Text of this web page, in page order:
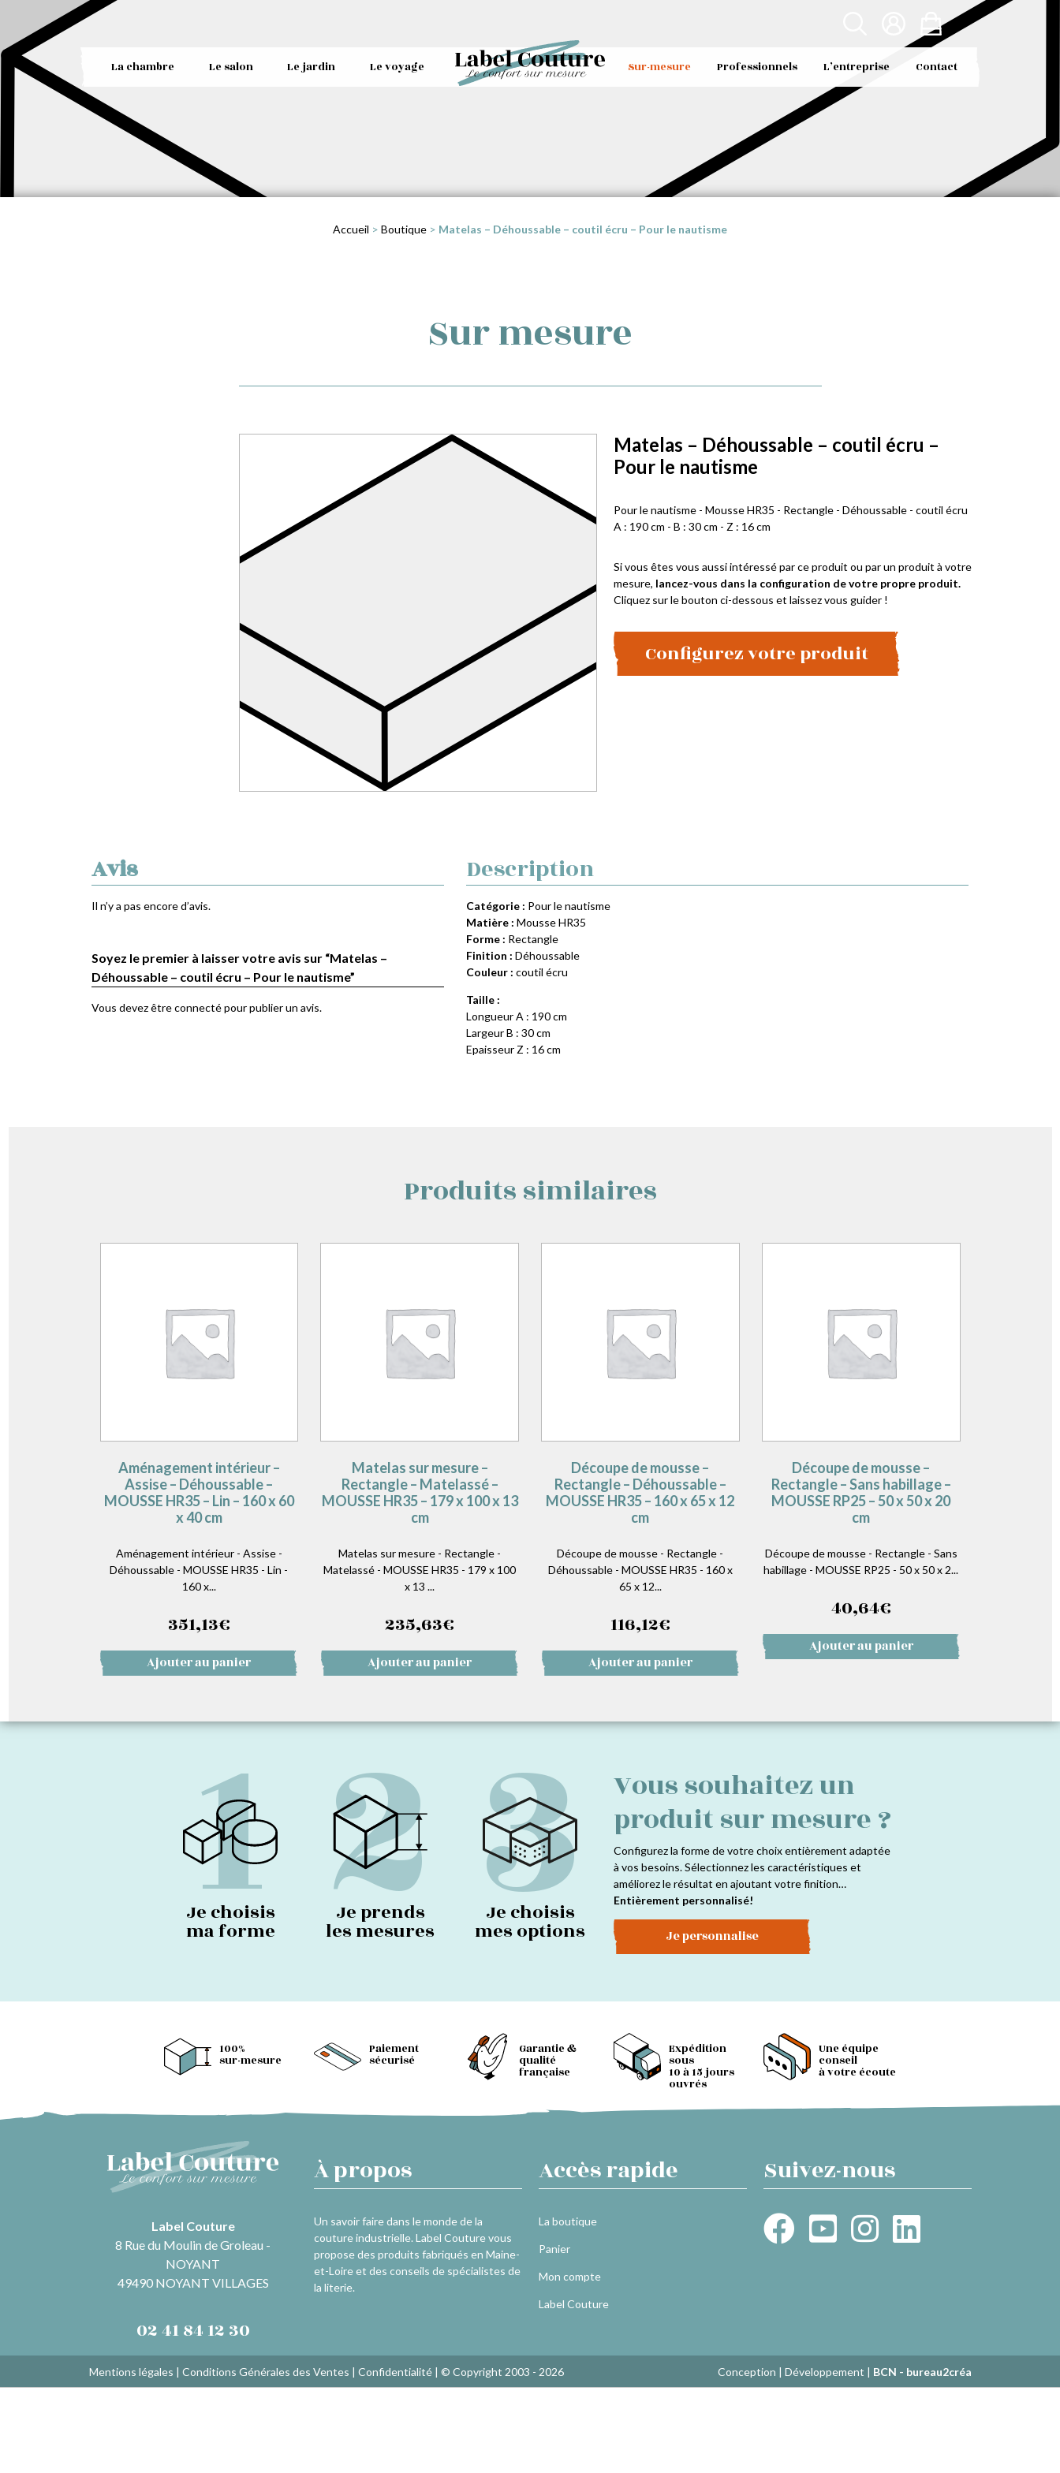
La chambre Le salon Le jardin Le voyage Sur-mesure Professionnels L’entreprise Contact
Accueil > Boutique > Matelas – Déhoussable – coutil écru – Pour le nautisme
Sur mesure
Matelas – Déhoussable – coutil écru –
Pour le nautisme
Pour le nautisme - Mousse HR35 - Rectangle - Déhoussable - coutil écru
A : 190 cm - B : 30 cm - Z : 16 cm
Si vous êtes vous aussi intéressé par ce produit ou par un produit à votre
mesure, lancez-vous dans la configuration de votre propre produit.
Cliquez sur le bouton ci-dessous et laissez vous guider !
Configurez votre produit
Avis
Il n’y a pas encore d’avis.
Soyez le premier à laisser votre avis sur “Matelas –
Déhoussable – coutil écru – Pour le nautisme”
Vous devez êtreconnectépour publier un avis.
Description
Catégorie : Pour le nautisme
Matière : Mousse HR35
Forme : Rectangle
Finition : Déhoussable
Couleur : coutil écru
Taille :
Longueur A : 190 cm
Largeur B : 30 cm
Epaisseur Z : 16 cm
Produits similaires
Aménagement intérieur –
Assise – Déhoussable –
MOUSSE HR35 – Lin – 160 x 60
x 40 cm
Aménagement intérieur - Assise -
Déhoussable - MOUSSE HR35 - Lin -
160 x...
351,13€
Ajouter au panier
Matelas sur mesure –
Rectangle – Matelassé –
MOUSSE HR35 – 179 x 100 x 13
cm
Matelas sur mesure - Rectangle -
Matelassé - MOUSSE HR35 - 179 x 100
x 13 ...
235,63€
Ajouter au panier
Découpe de mousse –
Rectangle – Déhoussable –
MOUSSE HR35 – 160 x 65 x 12
cm
Découpe de mousse - Rectangle -
Déhoussable - MOUSSE HR35 - 160 x
65 x 12...
116,12€
Ajouter au panier
Découpe de mousse –
Rectangle – Sans habillage –
MOUSSE RP25 – 50 x 50 x 20
cm
Découpe de mousse - Rectangle - Sans
habillage - MOUSSE RP25 - 50 x 50 x 2...
40,64€
Ajouter au panier
1
Je choisis
ma forme 2
Je prends
les mesures 3
Je choisis
mes options
Vous souhaitez un
produit sur mesure ?
Configurez la forme de votre choix entièrement adaptée
à vos besoins. Sélectionnez les caractéristiques et
améliorez le résultat en ajoutant votre finition…
Entièrement personnalisé!
Je personnalise
100%
sur-mesure
Paiement
sécurisé
Garantie &
qualité
française
Expédition
sous
10 à 15 jours
ouvrés
Une équipe
conseil
à votre écoute
Label Couture
8 Rue du Moulin de Groleau -
NOYANT
49490 NOYANT VILLAGES
02 41 84 12 30
À propos
Un savoir faire dans le monde de la
couture industrielle. Label Couture vous
propose des produits fabriqués en Maine-
et-Loire et des conseils de spécialistes de
la literie.
Accès rapide
La boutique
Panier
Mon compte
Label Couture
Suivez-nous
Mentions légales | Conditions Générales des Ventes | Confidentialité| © Copyright 2003 - 2026 Conception | Développement | BCN - bureau2créa